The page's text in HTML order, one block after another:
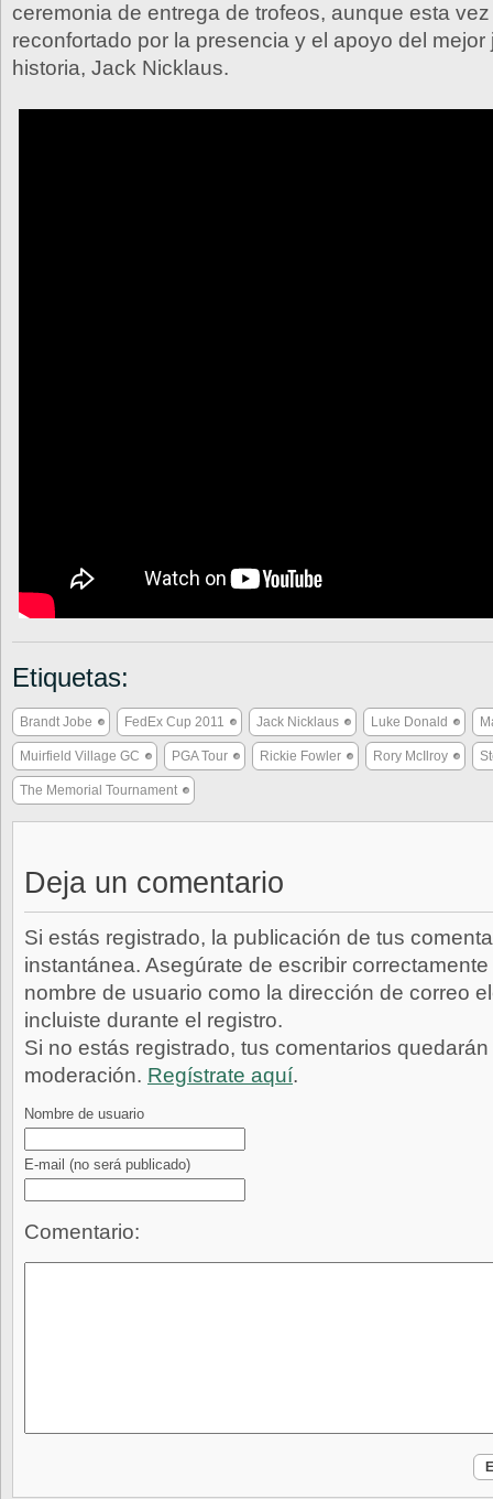
ceremonia de entrega de trofeos, aunque esta
reconfortado por la presencia y el apoyo del mejor
historia, Jack Nicklaus.
Etiquetas:
Brandt Jobe FedEx Cup 2011 Jack Nicklaus Luke Donald
Muirfield Village GC PGA Tour Rickie Fowler Rory McIlroy
The Memorial Tournament
Deja un comentario
Si estás registrado, la publicación de tus
instantánea. Asegúrate de escribir
nombre de usuario como la dirección de correo
incluiste durante el registro.
Si no estás registrado, tus comentarios
moderación. Regístrate aquí.
Nombre de usuario
E-mail (no será publicado)
Comentario: